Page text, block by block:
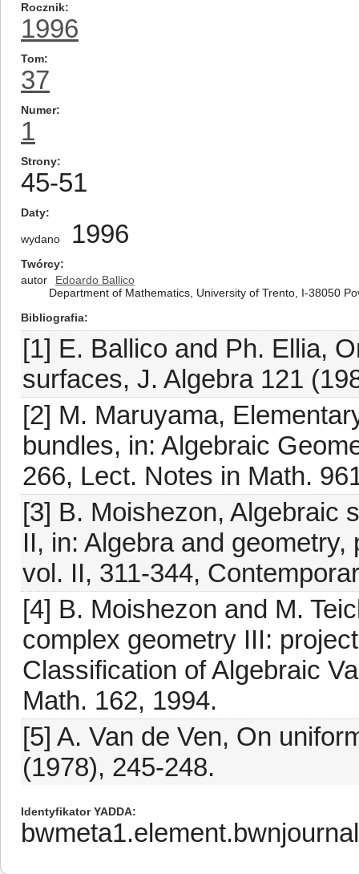
Rocznik
1996
Tom
37
Numer
1
Strony
45-51
Daty
wydano 1996
Twórcy
autor
Edoardo Ballico
Department of Mathematics, University of Trento, I-38050
Bibliografia
[1] E. Ballico and Ph. Ellia,
surfaces, J. Algebra 121
[2] M. Maruyama,
bundles, in: Algebraic
266, Lect. Notes in Math.
[3] B. Moishezon, Algebraic
II, in: Algebra and
vol. II, 311-344,
[4] B. Moishezon and M.
complex geometry III:
Classification of Algebraic
Math. 162, 1994.
[5] A. Van de Ven, On
(1978), 245-248.
Identyfikator YADDA